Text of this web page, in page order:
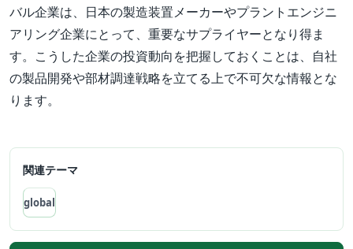
バル企業は、日本の製造装置メーカーやプラントエンジニ
アリング企業にとって、重要なサプライヤーとなり得ま
す。こうした企業の投資動向を把握しておくことは、自社
の製品開発や部材調達戦略を立てる上で不可欠な情報とな
ります。
関連テーマ
global